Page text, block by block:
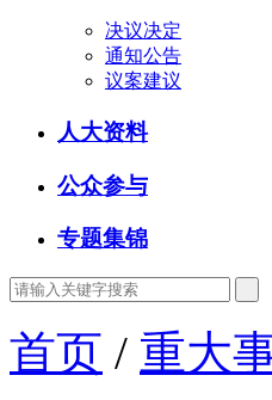
决议决定
通知公告
议案建议
人大资料
公众参与
专题集锦
首页 / 重大